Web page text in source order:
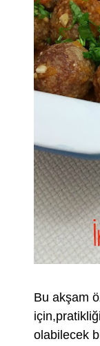
Bu akşam
olabilecek